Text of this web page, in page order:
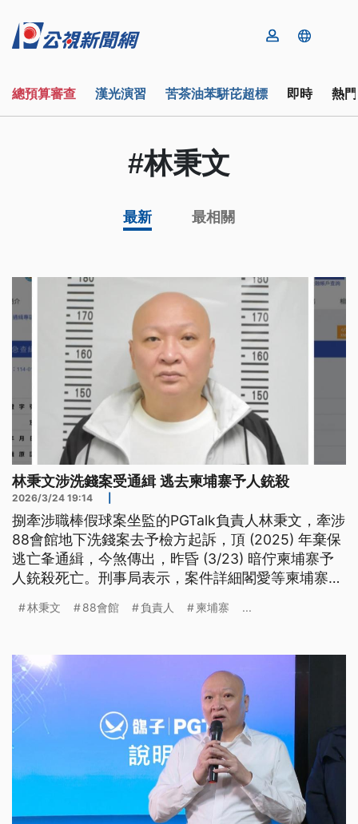
總預算審查 漢光演習 苦茶油苯駢芘超標 即時 熱
#林秉文
最新 最相關
林秉文涉洗錢案受通緝 逃去柬埔寨予人銃殺
2026/3/24 19:14
捌牽涉職棒假球案坐監的PGTalk負責人林秉文，牽涉
88會館地下洗錢案去予檢方起訴，頂 (2025) 年棄保
逃亡夆通緝，今煞傳出，昨昏 (3/23) 暗佇柬埔寨予
人銃殺死亡。刑事局表示，案件詳細閣愛等柬埔寨調
林秉文 88會館 負責人 柬埔寨 ...